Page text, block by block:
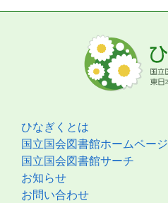
ひなぎくとは
国立国会図書館ホームページ
国立国会図書館サーチ
お知らせ
お問い合わせ